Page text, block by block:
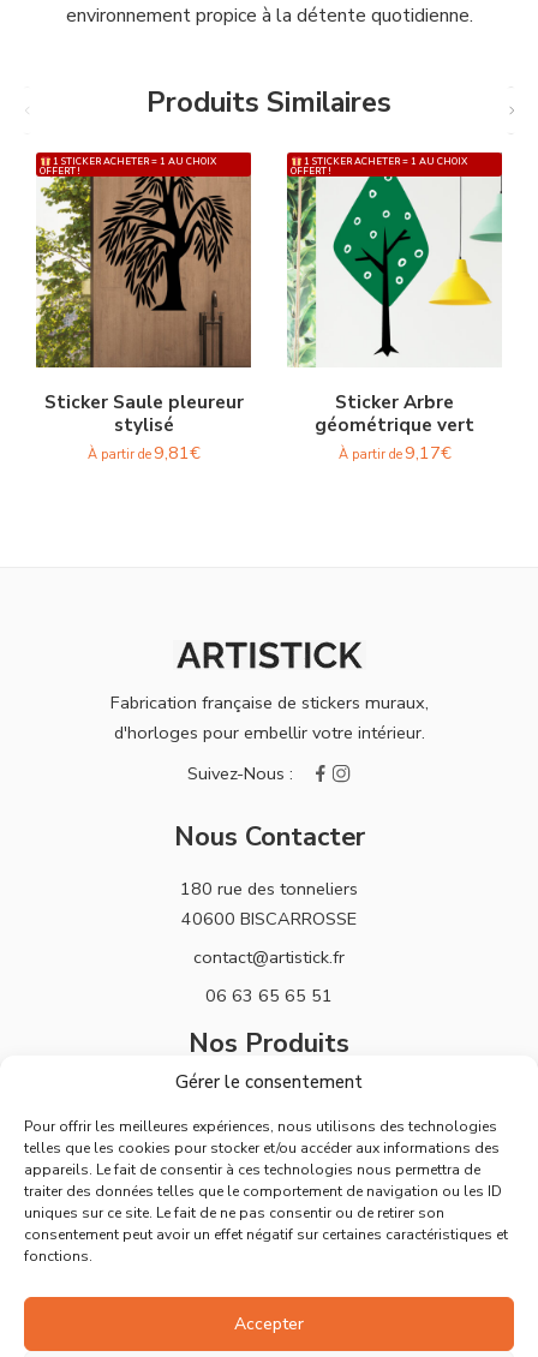
Gérer le consentement
Pour offrir les meilleures expériences, nous utilisons des technologies
telles que les cookies pour stocker et/ou accéder aux informations des
appareils. Le fait de consentir à ces technologies nous permettra de
traiter des données telles que le comportement de navigation ou les ID
uniques sur ce site. Le fait de ne pas consentir ou de retirer son
consentement peut avoir un effet négatif sur certaines caractéristiques et
fonctions.
Accepter
environnement propice à la détente quotidienne.
Produits Similaires
1 STICKER ACHETER = 1 AU CHOIX
OFFERT !
Sticker Saule pleureur
stylisé
À partir de9,81€
1 STICKER ACHETER = 1 AU CHOIX
OFFERT !
Sticker Arbre
géométrique vert
À partir de9,17€
Fabrication française de stickers muraux,
d'horloges pour embellir votre intérieur.
Nous Contacter
180 rue des tonneliers
40600 BISCARROSSE
contact@artistick.fr
06 63 65 65 51
Nos Produits
Stickers
Horloges
Support
Mentions Légales
Conditions Générales de Vente